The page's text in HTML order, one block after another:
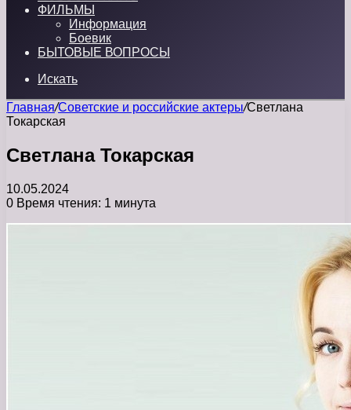
ФИЛЬМЫ
Информация
Боевик
БЫТОВЫЕ ВОПРОСЫ
Искать
Главная/Советские и российские актеры/Светлана
Токарская
Светлана Токарская
10.05.2024
0 Время чтения: 1 минута